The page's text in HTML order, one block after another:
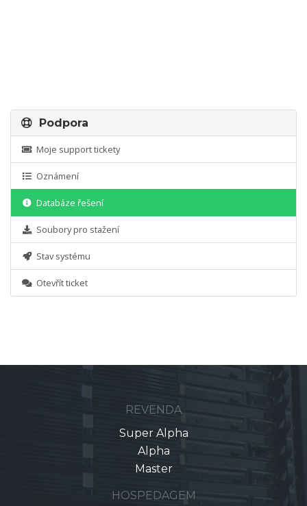
Podpora
Moje support tickety
Oznámení
Databáze řešení
Soubory pro stažení
Stav systému
Otevřít ticket
REVENDA
Super Alpha
Alpha
Master
HOSPEDAGEM